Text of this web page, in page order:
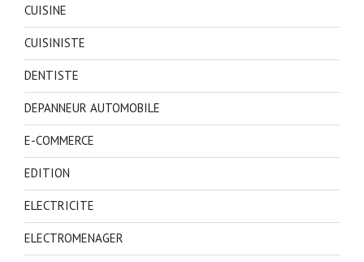
CUISINE
CUISINISTE
DENTISTE
DEPANNEUR AUTOMOBILE
E-COMMERCE
EDITION
ELECTRICITE
ELECTROMENAGER